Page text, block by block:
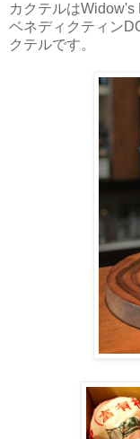
カクテルはWidow's
ベネディクティン
クテルです。